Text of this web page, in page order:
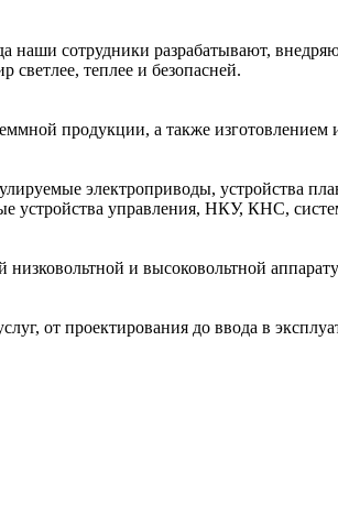
сотрудники разрабатывают,
светлее, теплее и безопасней.
продукции, а также изготовлением
электроприводы, устройства
устройства управления, НКУ, КНС,
низковольтной и высоковольтной
от проектирования до ввода в